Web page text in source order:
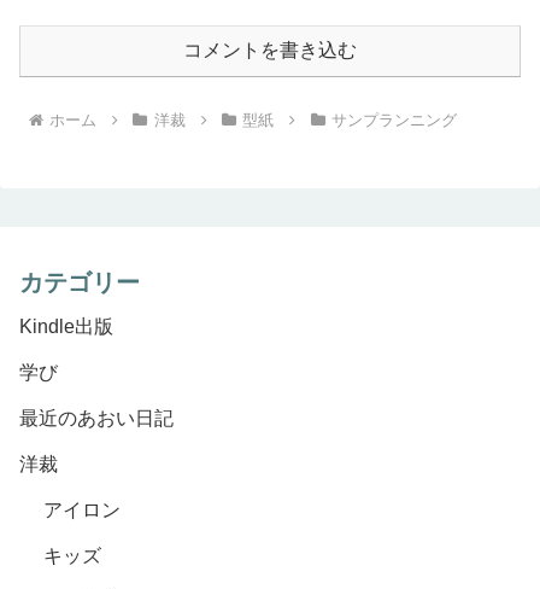
コメントを書き込む
ホーム 洋裁 型紙 サンプランニング
カテゴリー
Kindle出版
学び
最近のあおい日記
洋裁
アイロン
キッズ